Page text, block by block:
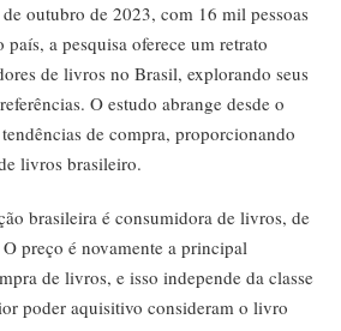
outubro de 2023, com 16 mil pessoas
a pesquisa oferece um retrato
de livros no Brasil, explorando seus
O estudo abrange desde o
de compra, proporcionando
livros brasileiro.
brasileira é consumidora de livros, de
preço é novamente a principal
de livros, e isso independe da classe
poder aquisitivo consideram o livro